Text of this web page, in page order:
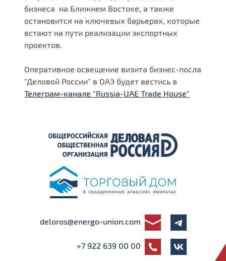
бизнеса на Ближнем Востоке, а также
остановится на ключевых барьерах, которые
встают на пути реализации экспортных
проектов.
Оперативное освещение визита бизнес-посла
"Деловой России" в ОАЭ будет вестись в
Телеграм-канале "Russia-UAE Trade House"
deloros@energo-union.com
+7 922 639 00 00